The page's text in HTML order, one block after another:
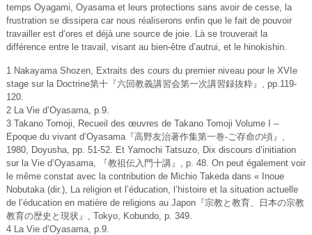
temps Oyagami, Oyasama et leurs protections sans avoir de cesse, la
frustration se dissipera car nous réaliserons enfin que le fait de pouvoir
travailler est d’ores et déjà une source de joie. Là se trouverait la
différence entre le travail, visant au bien-être d’autrui, et le hinokishin.
1 Nakayama Shozen, Extraits des cours du premier niveau pour le XVIe
stage sur la Doctrine第十『六回教義講習会第一次講習録抜粋』, pp.119-
120.
2 La Vie d’Oyasama, p.9.
3 Takano Tomoji, Recueil des œuvres de Takano Tomoji Volume I –
Epoque du vivant d’Oyasama『高野友治著作集第一巻‐ご存命の頃』,
1980, Doyusha, pp. 51-52. Et Yamochi Tatsuzo, Dix discours d’initiation
sur la Vie d’Oyasama, 『教祖伝入門十講』, p. 48. On peut également voir
le même constat avec la contribution de Michio Takeda dans « Inoue
Nobutaka (dir.), La religion et l’éducation, l’histoire et la situation actuelle
de l’éducation en matière de religions au Japon『宗教と教育、日本の宗教
教育の歴史と現状』, Tokyo, Kobundo, p. 349.
4 La Vie d’Oyasama, p.9.